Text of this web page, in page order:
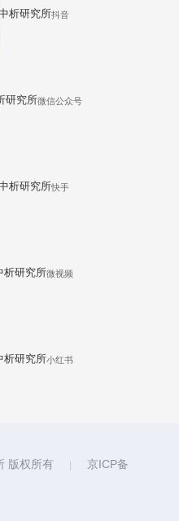
析研究所抖音
研究所微信公众号
析研究所快手
析研究所微视频
析研究所小红书
版权所有 京ICP备